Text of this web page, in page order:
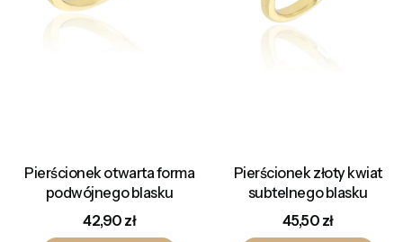
Pierścionek otwarta forma
podwójnego blasku
Cena
42,90 zł
Pierścionek złoty kwiat
subtelnego blasku
Cena
45,50 zł